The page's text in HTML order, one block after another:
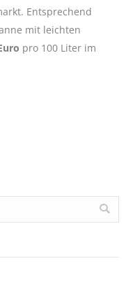
Entsprechend
mit leichten
pro 100 Liter im